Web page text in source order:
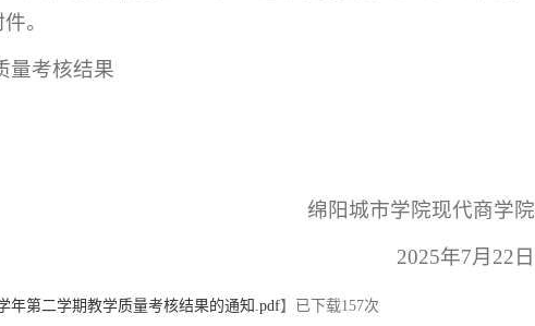
。
量考核结果
绵阳城市学院现代商学院
2025年7月22日
年第二学期教学质量考核结果的通知.pdf】已下载157次